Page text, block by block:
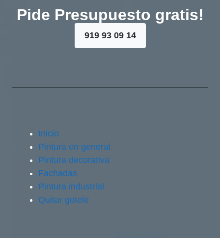
Pide Presupuesto gratis!
919 93 09 14
Inicio
Pintura en general
Pintura decorativa
Fachadas
Pintura industrial
Quitar gotele